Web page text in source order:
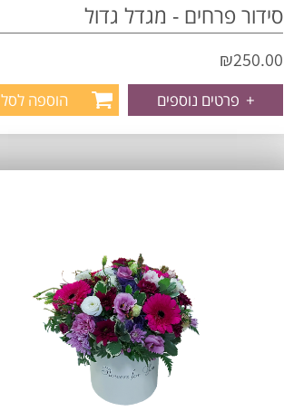
סידור פרחים - מגדל גדול
₪250.00
+ פרטים נוספים הוספה לסל